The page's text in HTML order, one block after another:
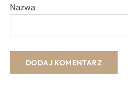
Nazwa